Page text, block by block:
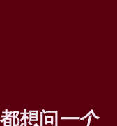
想问一个